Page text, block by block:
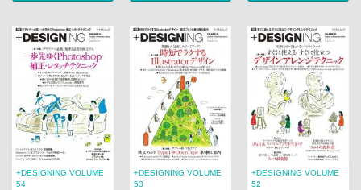
+DESIGNING VOLUME
54
+DESIGNING VOLUME
53
+DESIGNING VOLUME
52